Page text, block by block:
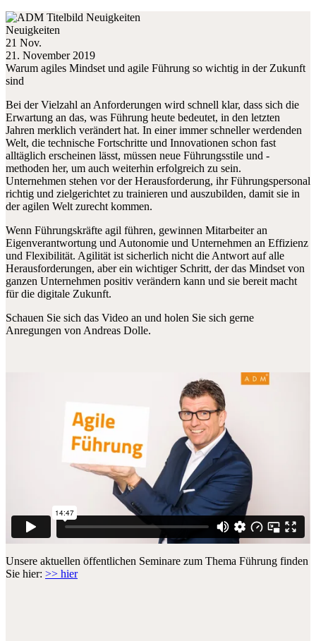
Neuigkeiten
21 Nov.
21. November 2019
Warum agiles Mindset und agile Führung so wichtig in der Zukunft
sind
Bei der Vielzahl an Anforderungen wird schnell klar, dass sich die
Erwartung an das, was Führung heute bedeutet, in den letzten
Jahren merklich verändert hat. In einer immer schneller werdenden
Welt, die technische Fortschritte und Innovationen schon fast
alltäglich erscheinen lässt, müssen neue Führungsstile und -
methoden her, um auch weiterhin erfolgreich zu sein.
Unternehmen stehen vor der Herausforderung, ihr Führungspersonal
richtig und zielgerichtet zu trainieren und auszubilden, damit sie in
der agilen Welt zurecht kommen.
Wenn Führungskräfte agil führen, gewinnen Mitarbeiter an
Eigenverantwortung und Autonomie und Unternehmen an Effizienz
und Flexibilität. Agilität ist sicherlich nicht die Antwort auf alle
Herausforderungen, aber ein wichtiger Schritt, der das Mindset von
ganzen Unternehmen positiv verändern kann und sie bereit macht
für die digitale Zukunft.
Schauen Sie sich das Video an und holen Sie sich gerne
Anregungen von Andreas Dolle.
Unsere aktuellen öffentlichen Seminare zum Thema Führung finden
Sie hier: >> hier